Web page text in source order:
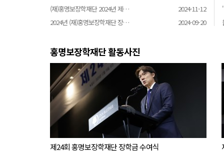
(재)홍명보장학재단 2024년 제…
2024-11-12
2024년 (재)홍명보장학재단 장…
2024-09-20
홍명보장학재단 활동사진
제24회 홍명보장학재단 장학금 수여식